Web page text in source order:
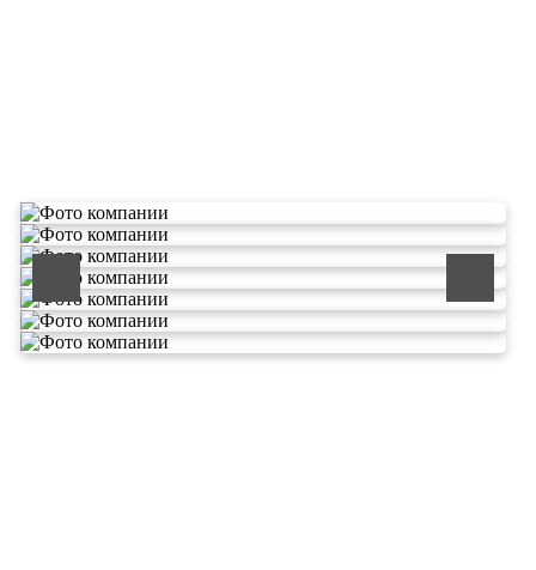
ООО «ЭКОВОЛГА» является современной и